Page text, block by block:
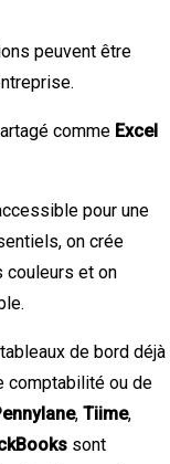
peuvent être
comme Excel
pour une
on crée
couleurs et on
de bord déjà
comptabilité ou de
, Tiime,
sont